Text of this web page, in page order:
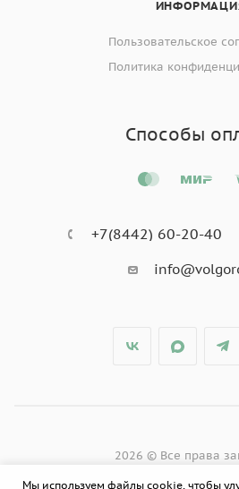
Пользовательское
Политика
Способы
+7(8442) 60-20-40
2026 © Все права
Мы используем файлы cookie, чтобы